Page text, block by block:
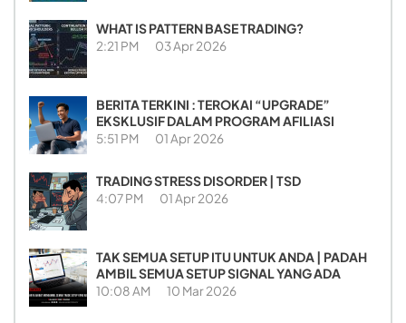
WHAT IS PATTERN BASE TRADING?
2:21 PM 03 Apr 2026
BERITA TERKINI : TEROKAI “UPGRADE”
EKSKLUSIF DALAM PROGRAM AFILIASI
5:51 PM 01 Apr 2026
TRADING STRESS DISORDER | TSD
4:07 PM 01 Apr 2026
TAK SEMUA SETUP ITU UNTUK ANDA | PADAH
AMBIL SEMUA SETUP SIGNAL YANG ADA
10:08 AM 10 Mar 2026